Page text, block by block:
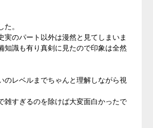
。
実のパート以外は漫然と見てしまいま
知識も有り真剣に見たので印象は全然
のレベルまでちゃんと理解しながら視
雑すぎるのを除けば大変面白かったで